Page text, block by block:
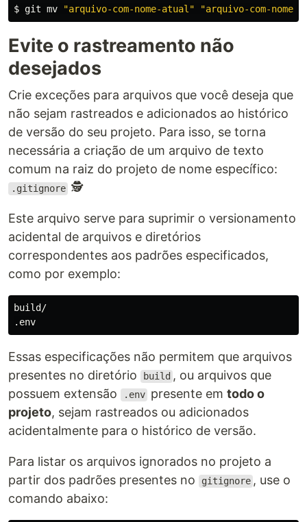
$ git mv "arquivo-com-nome-atual" "arquivo-com-nome-
Evite o rastreamento não
desejados
Crie exceções para arquivos que você deseja que
não sejam rastreados e adicionados ao histórico
de versão do seu projeto. Para isso, se torna
necessária a criação de um arquivo de texto
comum na raiz do projeto de nome específico:
.gitignore 🕵️
Este arquivo serve para suprimir o versionamento
acidental de arquivos e diretórios
correspondentes aos padrões especificados,
como por exemplo:
build/
Essas especificações não permitem que arquivos
presentes no diretório
build , ou arquivos que
possuem extensão
.env presente emtodo o
projeto, sejam rastreados ou adicionados
acidentalmente para o histórico de versão.
Para listar os arquivos ignorados no projeto a
partir dos padrões presentes no
gitignore , use o
comando abaixo: